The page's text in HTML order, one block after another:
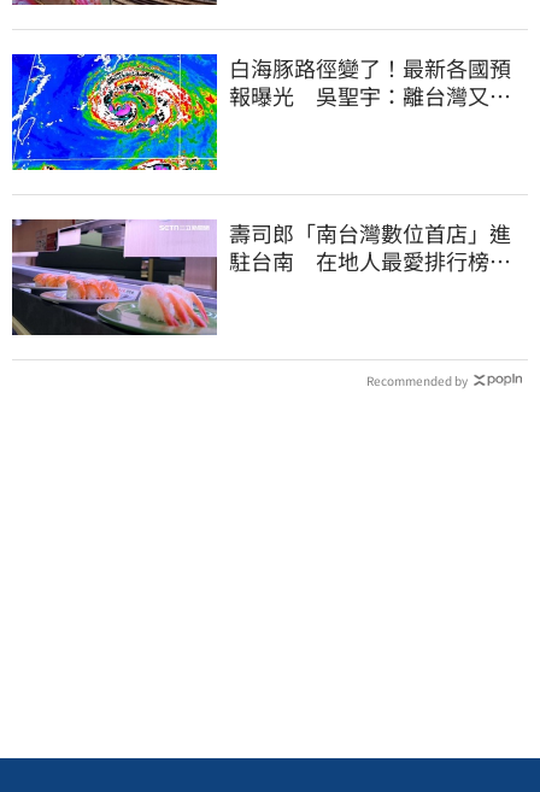
白海豚路徑變了！最新各國預
報曝光 吳聖宇：離台灣又更
壽司郎「南台灣數位首店」進
駐台南 在地人最愛排行榜曝
Recommended by